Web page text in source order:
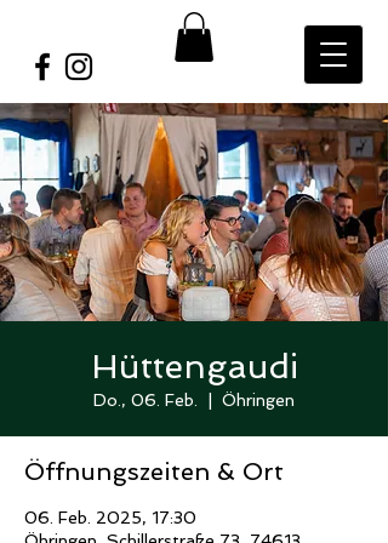
Hüttengaudi
Do., 06. Feb. Öhringen
Öffnungszeiten & Ort
06. Feb. 2025, 17:30